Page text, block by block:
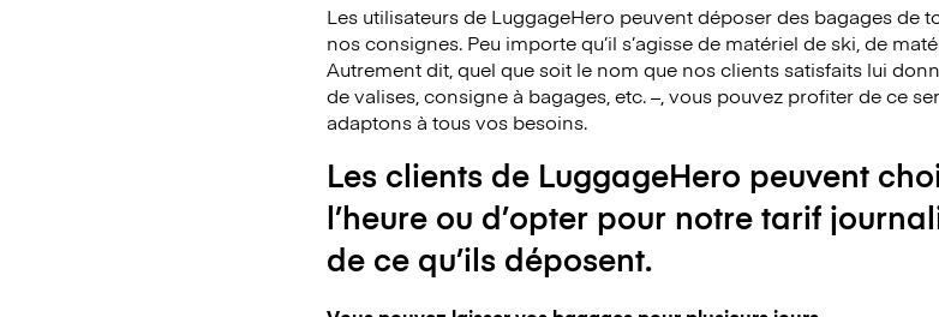
Les utilisateurs de LuggageHero peuvent déposer des bagages de
nos consignes. Peu importe qu’il s’agisse de matériel de ski, de
Autrement dit, quel que soit le nom que nos clients satisfaits lui
de valises, consigne à bagages, etc. –, vous pouvez profiter de ce
adaptons à tous vos besoins.
Les clients de LuggageHero peuvent
l’heure ou d’opter pour notre tarif
de ce qu’ils déposent.